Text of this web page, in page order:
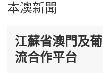
本澳新聞
江蘇省澳門及
流合作平台